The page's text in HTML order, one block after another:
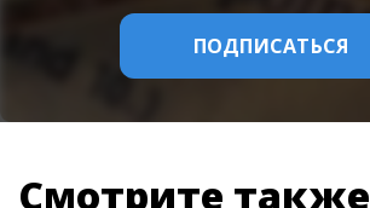
Смотрите также